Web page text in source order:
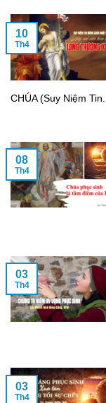
CHÚA (Suy Niệm Tin...
10
Th4
08
Th4
03
Th4
03
Th4